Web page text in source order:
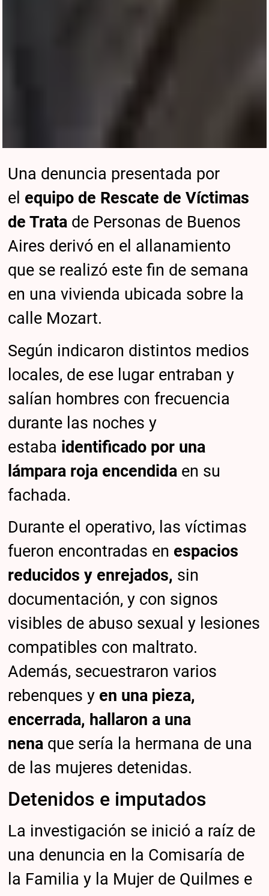
Una denuncia presentada por
el equipo de Rescate de Víctimas
de Trata de Personas de Buenos
Aires derivó en el allanamiento
que se realizó este fin de semana
en una vivienda ubicada sobre la
calle Mozart.
Según indicaron distintos medios
locales, de ese lugar entraban y
salían hombres con frecuencia
durante las noches y
estaba identificado por una
lámpara roja encendida en su
fachada.
Durante el operativo, las víctimas
fueron encontradas en espacios
reducidos y enrejados, sin
documentación, y con signos
visibles de abuso sexual y lesiones
compatibles con maltrato.
Además, secuestraron varios
rebenques y en una pieza,
encerrada, hallaron a una
nena que sería la hermana de una
de las mujeres detenidas.
Detenidos e imputados
La investigación se inició a raíz de
una denuncia en la Comisaría de
la Familia y la Mujer de Quilmes e